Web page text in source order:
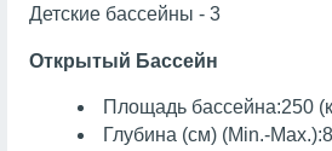
Детские бассейны - 3
Открытый Бассейн
Площадь бассейна:250
Глубина (см) (Min.-